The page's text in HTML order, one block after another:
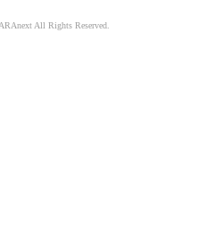
All Rights Reserved.